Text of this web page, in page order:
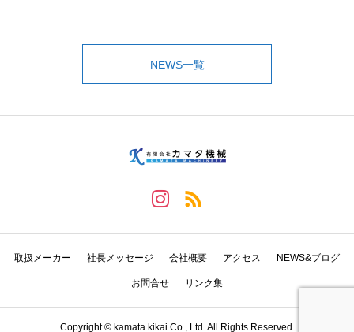
NEWS一覧
取扱メーカー 社長メッセージ 会社概要 アクセス NEWS&ブログ
お問合せ リンク集
Copyright © kamata kikai Co., Ltd. All Rights Reserved.